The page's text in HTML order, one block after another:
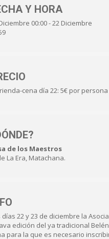
Y HORA
00:00 - 22 Diciembre
cena día 22: 5€ por persona
de los Maestros
La Era, Matachana.
días 22 y 23 de diciembre la
edición del ya tradicional
para la que es necesario